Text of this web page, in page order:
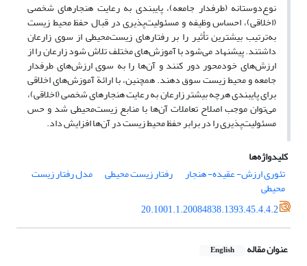
نوع‌دوستانه (طرفدار جامعه)‎‎‎‏، پایبندی به رعایت هنجارهای شخصی
(اخلاقی)، احساس وظیفه و مسئولیت‌پذیری در قبال حفظ محیط زیست
به‌ترتیب بیشترین تأثیر را بر رفتارهای زیست‌محیطی از سوی زارعان
داشتند. پیشنهاد می‌شود با آموزش‌های مختلف تلاش شود زارعان را از
ارزش‌های خودمحور دور کنند و آن‌ها را به سوی ارزش‌های طرفدار
جامعه و محیط زیست سوق دهند. همچنین، با ارائة آموزش‌های اخلاقی
برای پایبندی هرچه بیشتر زارعان به رعایت هنجارهای شخصی (اخلاقی)،
می‌توان موجب اصلاح تعاملات آن‌ها با منابع زیست‌محیطی شد و حس
مسئولیت‌پذیری را در برابر حفظ محیط زیست در آن‌ها افزایش داد.
کلیدواژه‌ها
تئوری ارزش- عقیده- هنجار
رفتار زیست محیطی مدل رفتار زیست
محیطی
20.1001.1.20084838.1393.45.4.4.2
عنوان مقاله English